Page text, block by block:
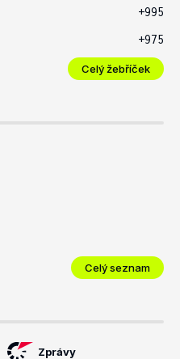
+995
+975
Celý žebříček
Celý seznam
Zprávy